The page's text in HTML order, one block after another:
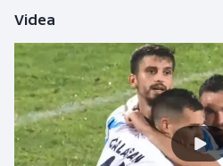
Videa